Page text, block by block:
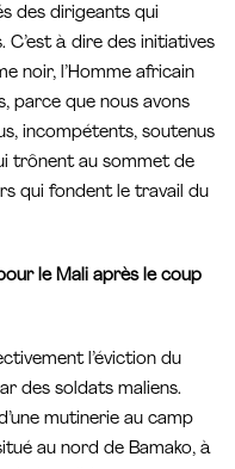
des dirigeants qui
à dire des initiatives
noir, l’Homme africain
parce que nous avons
incompétents, soutenus
trônent au sommet de
qui fondent le travail du
le Mali après le coup
l’éviction du
des soldats maliens.
mutinerie au camp
au nord de Bamako, à